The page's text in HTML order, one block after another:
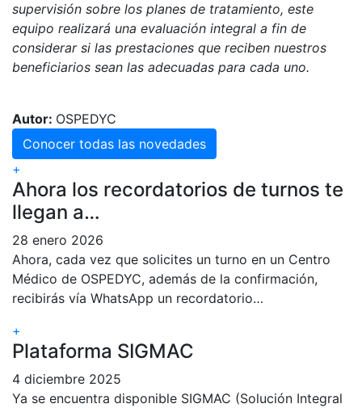
supervisión sobre los planes de tratamiento, este
equipo realizará una evaluación integral a fin de
considerar si las prestaciones que reciben nuestros
beneficiarios sean las adecuadas para cada uno.
Autor: OSPEDYC
Conocer todas las novedades
+
Ahora los recordatorios de turnos te
llegan a…
28 enero 2026
Ahora, cada vez que solicites un turno en un Centro
Médico de OSPEDYC, además de la confirmación,
recibirás vía WhatsApp un recordatorio…
+
Plataforma SIGMAC
4 diciembre 2025
Ya se encuentra disponible SIGMAC (Solución Integral